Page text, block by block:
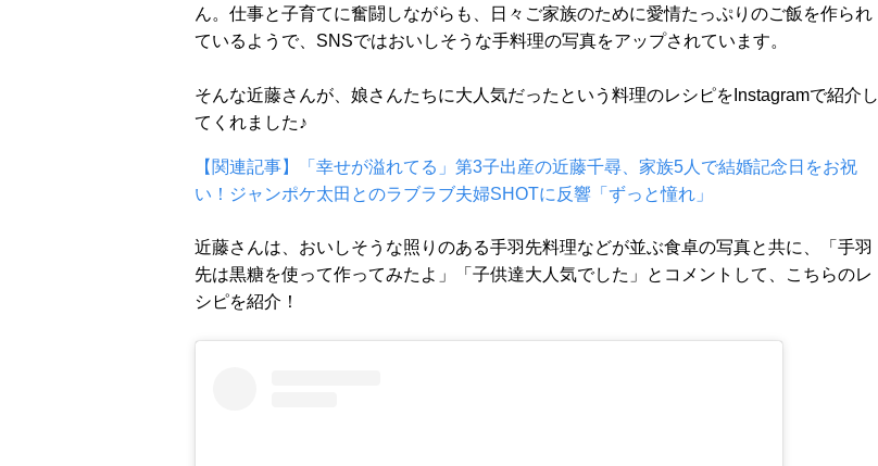
ん。仕事と子育てに奮闘しながらも、日々ご家族のために愛情たっぷりのご飯を作られ
ているようで、SNSではおいしそうな手料理の写真をアップされています。
そんな近藤さんが、娘さんたちに大人気だったという料理のレシピをInstagramで紹介し
てくれました♪
【関連記事】「幸せが溢れてる」第3子出産の近藤千尋、家族5人で結婚記念日をお祝
い！ジャンポケ太田とのラブラブ夫婦SHOTに反響「ずっと憧れ」
近藤さんは、おいしそうな照りのある手羽先料理などが並ぶ食卓の写真と共に、「手羽
先は黒糖を使って作ってみたよ」「子供達大人気でした」とコメントして、こちらのレ
シピを紹介！